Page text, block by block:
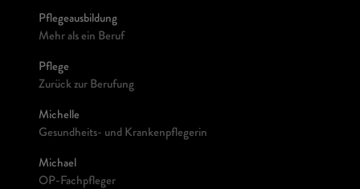
Pflegeausbildung
Mehr als ein Beruf
Pflege
Zurück zur Berufung
Michelle
Gesundheits- und Krankenpflegerin
Michael
OP-Fachpfleger